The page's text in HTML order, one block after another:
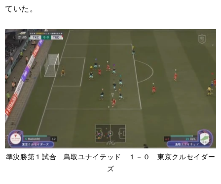
ていた。
準決勝第１試合 鳥取ユナイテッド １－０ 東京クルセイダー
ズ